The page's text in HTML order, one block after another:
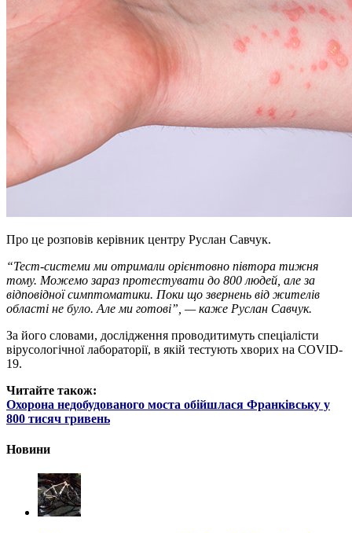
Про це розповів керівник центру Руслан Савчук.
“Тест-системи ми отримали орієнтовно півтора тижня
тому. Можемо зараз протестувати до 800 людей, але за
відповідної симптоматики. Поки що звернень від жителів
області не було. Але ми готові”, — каже Руслан Савчук.
За його словами, дослідження проводитимуть спеціалісти
вірусологічної лабораторії, в якій тестують хворих на COVID-
19.
Читайте також:
Охорона недобудованого моста обійшлася Франківську у
800 тисяч гривень
Новини